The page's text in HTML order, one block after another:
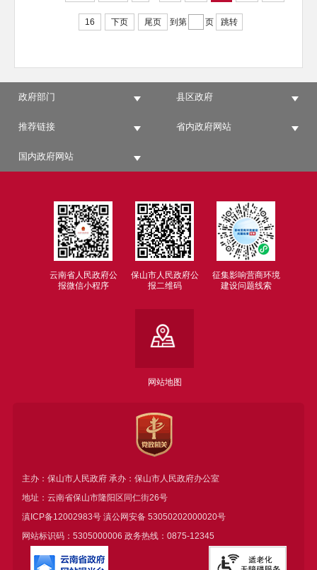
16 下页 尾页 到第 页 跳转
政府部门 县区政府
推荐链接 省内政府网站
国内政府网站
云南省人民政府公
报微信小程序
保山市人民政府公
报二维码
征集影响营商环境
建设问题线索
网站地图
主办：保山市人民政府 承办：保山市人民政府办公室
地址：云南省保山市隆阳区同仁街26号
滇ICP备12002983号滇公网安备 53050202000020号
网站标识码：5305000006 政务热线：0875-12345